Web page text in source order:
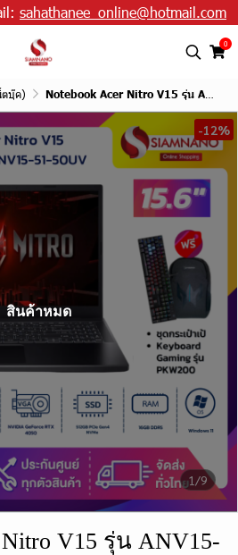
sahathanee_online@hotmail.com
0
บุ๊ค) Notebook Acer Nitro V15 รุ่น ANV15-51-50UV สี Black แถมฟรี Keyboard Gaming
1/9
-12%
สินค้าหมด
V15 รุ่น ANV15-